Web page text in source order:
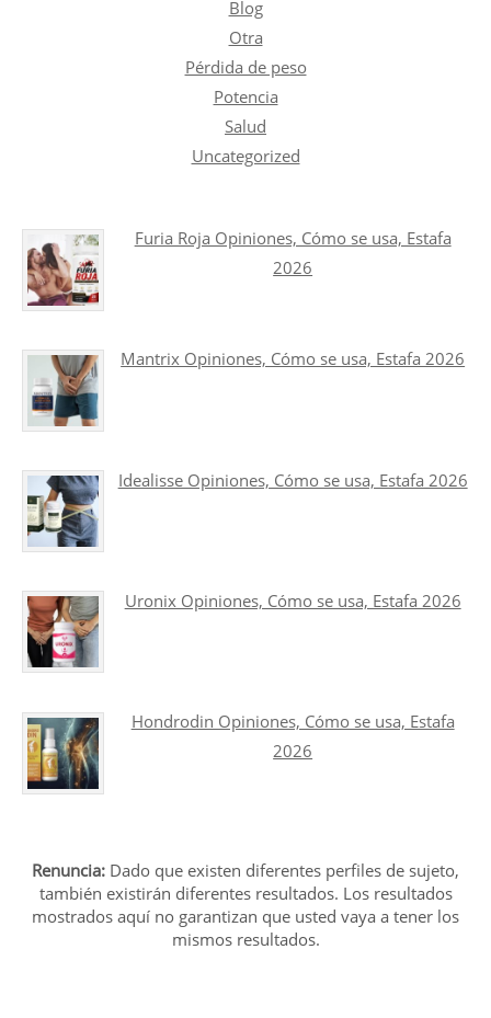
Blog
Otra
Pérdida de peso
Potencia
Salud
Uncategorized
Furia Roja Opiniones, Cómo se usa, Estafa
2026
Mantrix Opiniones, Cómo se usa, Estafa 2026
Idealisse Opiniones, Cómo se usa, Estafa 2026
Uronix Opiniones, Cómo se usa, Estafa 2026
Hondrodin Opiniones, Cómo se usa, Estafa
2026
Renuncia: Dado que existen diferentes perfiles de sujeto,
también existirán diferentes resultados. Los resultados
mostrados aquí no garantizan que usted vaya a tener los
mismos resultados.